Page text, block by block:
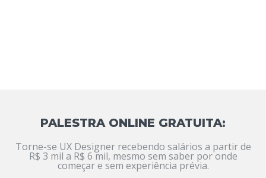
PALESTRA ONLINE GRATUITA:
Torne-se UX Designer recebendo salários a partir de
R$ 3 mil a R$ 6 mil, mesmo sem saber por onde
começar e sem experiência prévia.